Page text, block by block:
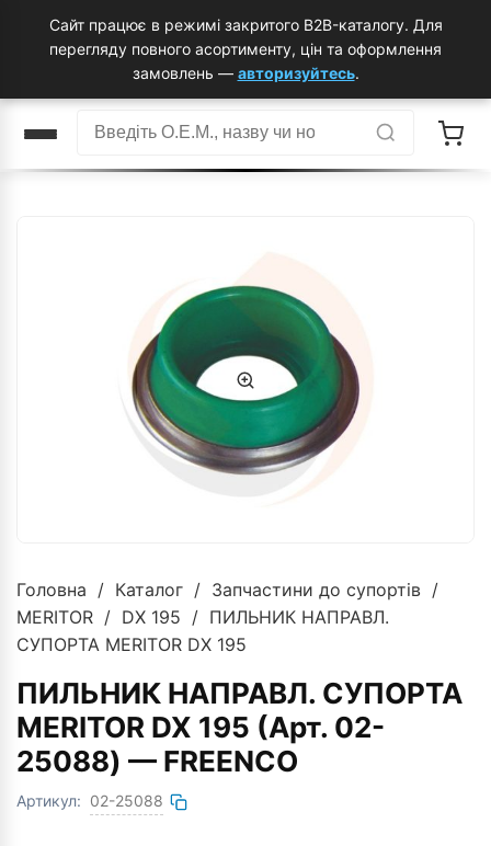
Головна / Каталог / Запчастини до супортів /
MERITOR / DX 195 / ПИЛЬНИК НАПРАВЛ.
СУПОРТА MERITOR DX 195
ПИЛЬНИК НАПРАВЛ. СУПОРТА
MERITOR DX 195 (Арт. 02-
25088) — FREENCO
Артикул: 02-25088
Сайт працює в режимі закритого B2B-каталогу. Для
перегляду повного асортименту, цін та оформлення
замовлень — авторизуйтесь.